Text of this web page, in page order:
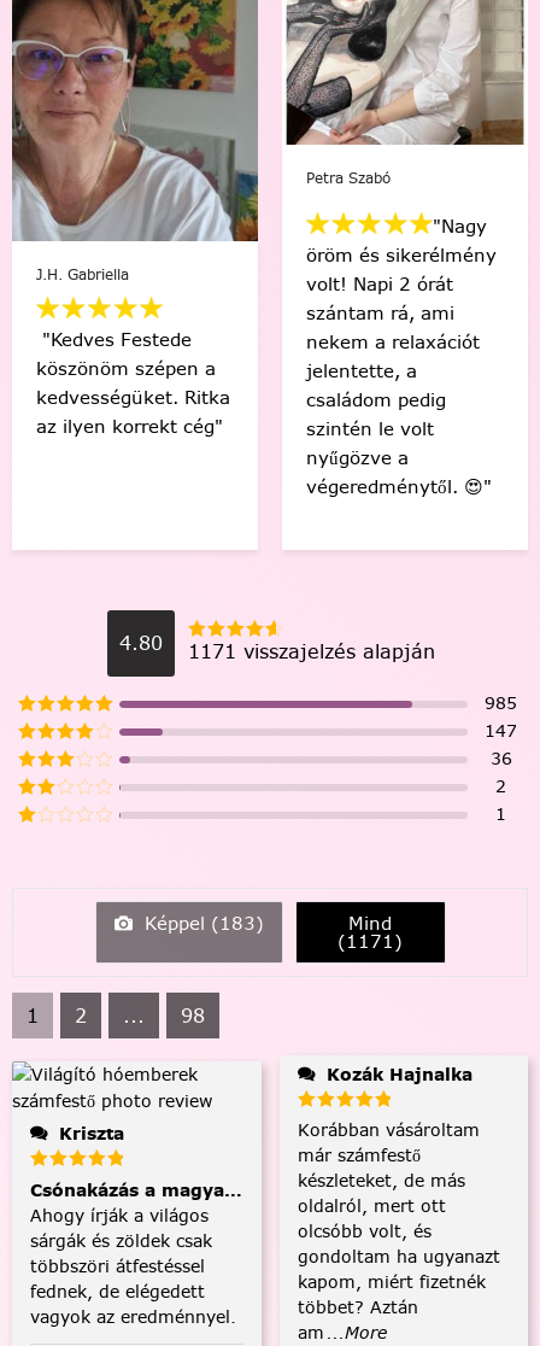
Petra Szabó
"Nagy
volt! Napi 2 órát
szántam rá, ami
nekem a relaxációt
jelentette, a
családom pedig
szintén le volt
Viki Vas-Lukács
"Kedvenc egyéni
számfestőmmel 🥰
tökéletes lett,
élmény volt minden
egyes ecsetvonás!
Köszönöm Festede!
❤️🤗"
4.80 1171 visszajelzés alapján
985
147
36
2
1
Képpel (183) Mind
(1171)
1 2 ... 98
Kriszta
Csónakázás a magyar tengeren
Ahogy írják a világos
sárgák és zöldek csak
többszöri átfestéssel
fednek, de elégedett
vagyok az eredménnyel.
Kozák Hajnalka
Korábban vásároltam
már számfestő
készleteket, de más
oldalról, mert ott
olcsóbb volt, és
gondoltam ha ugyanazt
kapom, miért fizetnék
többet? Aztán
am ...More